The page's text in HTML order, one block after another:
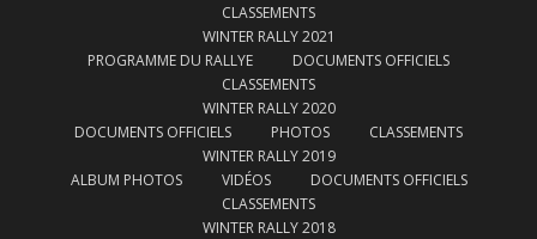
CLASSEMENTS
WINTER RALLY 2021
PROGRAMME DU RALLYE
DOCUMENTS OFFICIELS
CLASSEMENTS
WINTER RALLY 2020
DOCUMENTS OFFICIELS
PHOTOS
CLASSEMENTS
WINTER RALLY 2019
ALBUM PHOTOS
VIDÉOS
DOCUMENTS OFFICIELS
CLASSEMENTS
WINTER RALLY 2018